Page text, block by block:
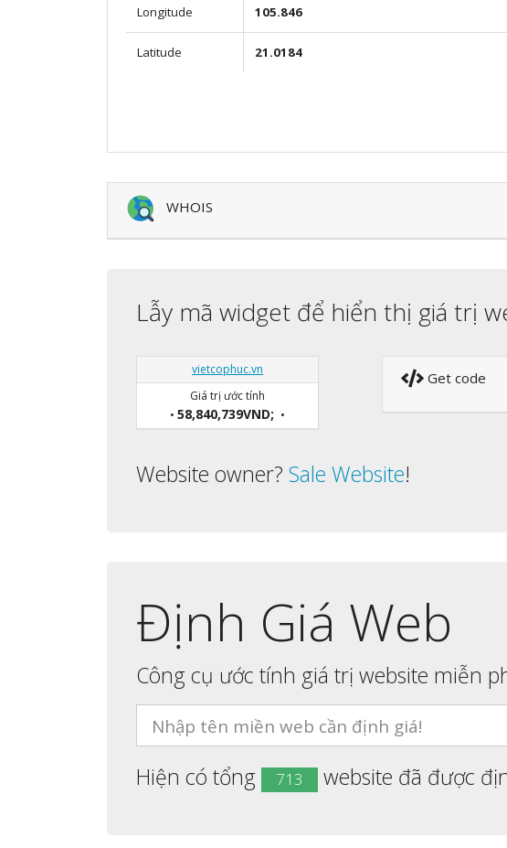
Longitude 105.846
Latitude 21.0184
WHOIS
Lẫy mã widget để hiển thị giá trị
vietcophuc.vn
Giá trị ước tính
• 58,840,739VND; •
Get code
Website owner? Sale Website!
Định Giá Web
Công cụ ước tính giá trị website miễn
Hiện có tổng 713 website đã được